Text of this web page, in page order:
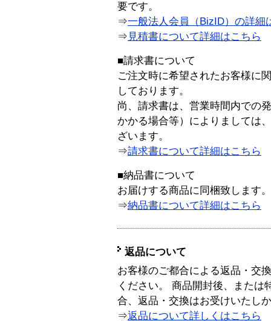
要です。
⇒一般法人会員（BizID）の詳細
⇒ 見積書について詳細はこちら
■請求書について
ご注文時に希望されたお客様に
しております。
尚、請求書は、営業時間内での
かかる場合等）によりましては
ざいます。
⇒請求書について詳細はこちら
■納品書について
お届けする商品に同梱致します。
⇒納品書について詳細はこちら
返品について
お客様のご都合による返品・交
ください。 商品開封後、または
合、返品・交換はお受けいたし
⇒返品について詳しくはこちら